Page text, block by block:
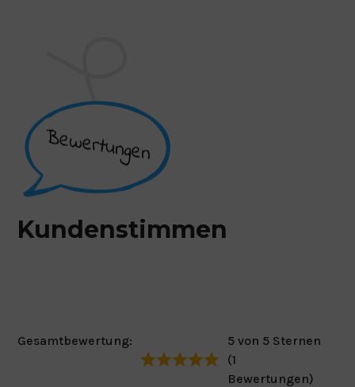
Kundenstimmen
Gesamtbewertung:
5 von 5 Sternen
(1
Bewertungen)